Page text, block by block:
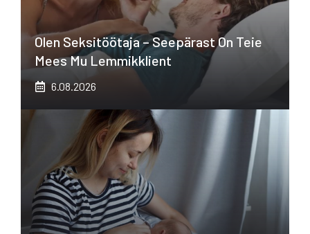
Olen Seksitöötaja – Seepärast On Teie
Mees Mu Lemmikklient
6.08.2026